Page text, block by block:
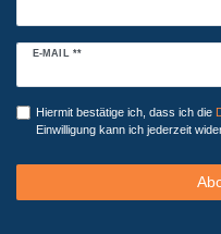
E-MAIL **
Newsletter
Hiermit bestätige ich, dass ich die
Einwilligung kann ich jederzeit